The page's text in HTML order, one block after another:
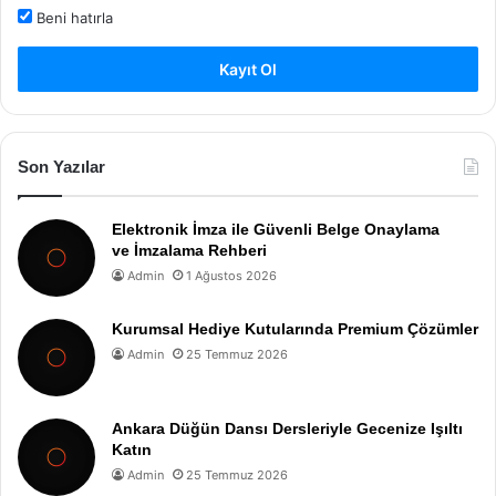
Beni hatırla
Kayıt Ol
Son Yazılar
Elektronik İmza ile Güvenli Belge Onaylama
ve İmzalama Rehberi
Admin 1 Ağustos 2026
Kurumsal Hediye Kutularında Premium Çözümler
Admin 25 Temmuz 2026
Ankara Düğün Dansı Dersleriyle Gecenize Işıltı
Katın
Admin 25 Temmuz 2026